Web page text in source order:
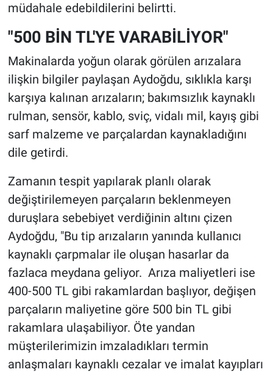
müdahale edebildilerini belirtti.
"500 BİN TL'YE VARABİLİYOR"
Makinalarda yoğun olarak görülen arızalara
ilişkin bilgiler paylaşan Aydoğdu, sıklıkla karşı
karşıya kalınan arızaların; bakımsızlık kaynaklı
rulman, sensör, kablo, sviç, vidalı mil, kayış gibi
sarf malzeme ve parçalardan kaynakladığını
dile getirdi.
Zamanın tespit yapılarak planlı olarak
değiştirilemeyen parçaların beklenmeyen
duruşlara sebebiyet verdiğinin altını çizen
Aydoğdu, "Bu tip arızaların yanında kullanıcı
kaynaklı çarpmalar ile oluşan hasarlar da
fazlaca meydana geliyor. Arıza maliyetleri ise
400-500 TL gibi rakamlardan başlıyor, değişen
parçaların maliyetine göre 500 bin TL gibi
rakamlara ulaşabiliyor. Öte yandan
müşterilerimizin imzaladıkları termin
anlaşmaları kaynaklı cezalar ve imalat kayıpları